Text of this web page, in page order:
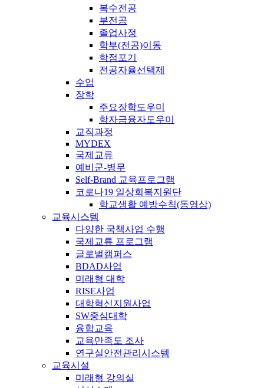
복수전공
부전공
졸업사정
학부(전공)이동
학점포기
전공자율선택제
수업
장학
주요장학도우미
학자금융자도우미
교직과정
MYDEX
국제교류
예비군-병무
Self-Brand 교육프로그램
코로나19 일상회복지원단
학교생활 예방수칙(동영상)
교육시스템
다양한 국책사업 수행
국제교류 프로그램
글로벌캠퍼스
BDAD사업
미래형 대학
RISE사업
대학혁신지원사업
SW중심대학
융합교육
교육만족도 조사
연구실안전관리시스템
교육시설
미래형 강의실